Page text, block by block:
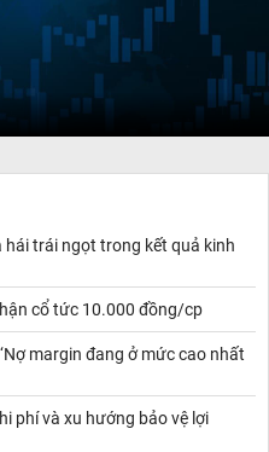
trái ngọt trong kết quả kinh
cổ tức 10.000 đồng/cp
margin đang ở mức cao nhất
phí và xu hướng bảo vệ lợi